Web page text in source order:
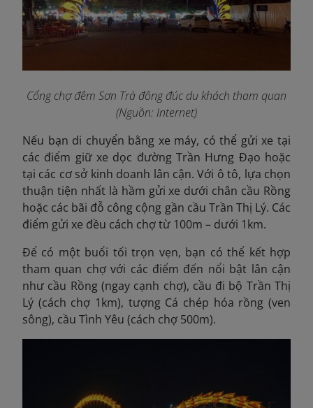
Cổng chợ đêm Sơn Trà đông đúc du khách tham quan
(Nguồn: Internet)
Nếu bạn di chuyển bằng xe máy, có thể gửi xe tại
các điểm giữ xe dọc đường Trần Hưng Đạo hoặc
tại các cơ sở kinh doanh lân cận. Với ô tô, lựa chọn
thuận tiện nhất là hầm gửi xe dưới chân cầu Rồng
hoặc các bãi đỗ công cộng gần cầu Trần Thị Lý. Các
điểm gửi xe đều cách chợtừ 100m – dưới 1km.
Để có một buổi tối trọn vẹn, bạn có thể kết hợp
tham quan chợ với các điểm đến nổi bật lân cận
như cầu Rồng (ngay cạnh chợ), cầu đi bộ Trần Thị
Lý (cách chợ 1km), tượng Cá chép hóa rồng (ven
sông), cầu Tình Yêu (cách chợ 500m).